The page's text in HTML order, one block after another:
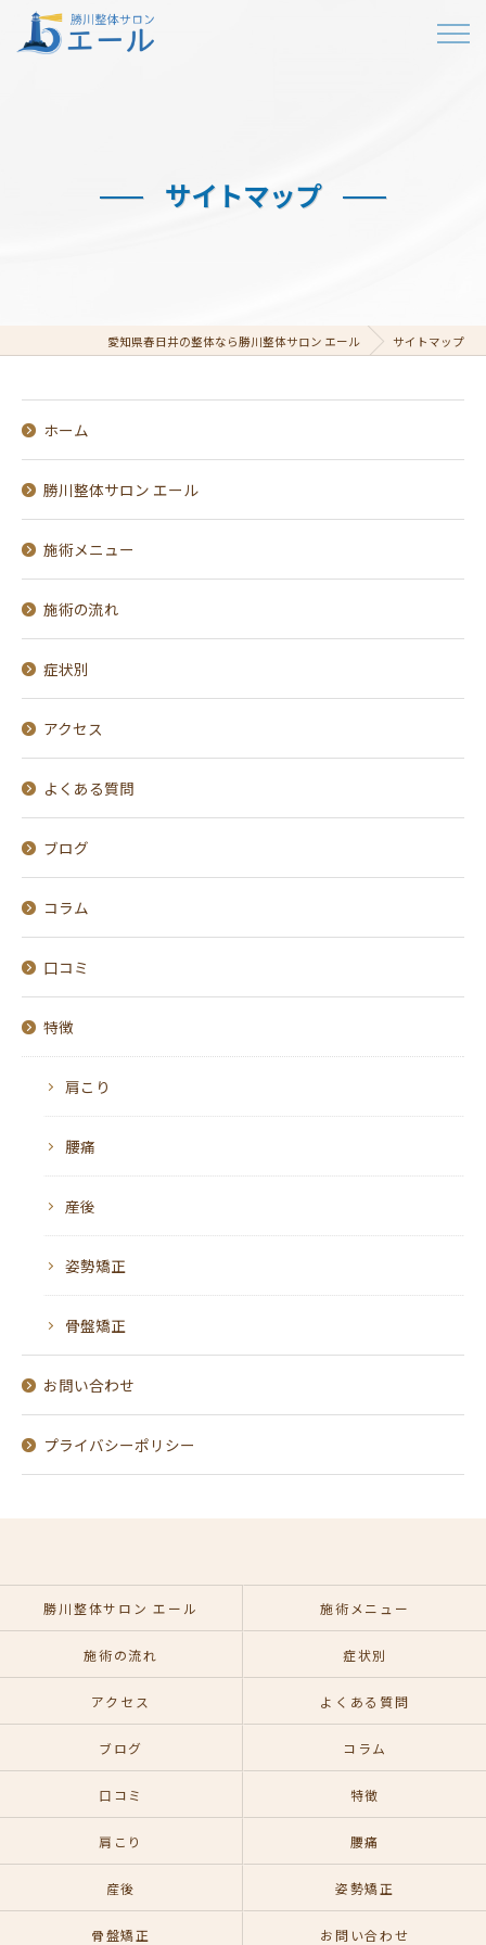
サイトマップ
愛知県春日井の整体なら勝川整体サロン エール サイトマップ
ホーム
勝川整体サロン エール
施術メニュー
施術の流れ
症状別
アクセス
よくある質問
ブログ
コラム
口コミ
特徴
肩こり
腰痛
産後
姿勢矯正
骨盤矯正
お問い合わせ
プライバシーポリシー
勝川整体サロン エール 施術メニュー
施術の流れ 症状別
アクセス よくある質問
ブログ コラム
口コミ 特徴
肩こり 腰痛
産後 姿勢矯正
骨盤矯正 お問い合わせ